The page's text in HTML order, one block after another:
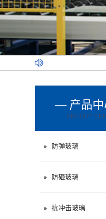
— 产品
PRODU**
防弹玻璃
防砸玻璃
抗冲击玻璃